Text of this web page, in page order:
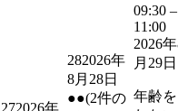
282026年
8月28日
●●(2件の
09:30 –
11:00
2026
月29日
年齢